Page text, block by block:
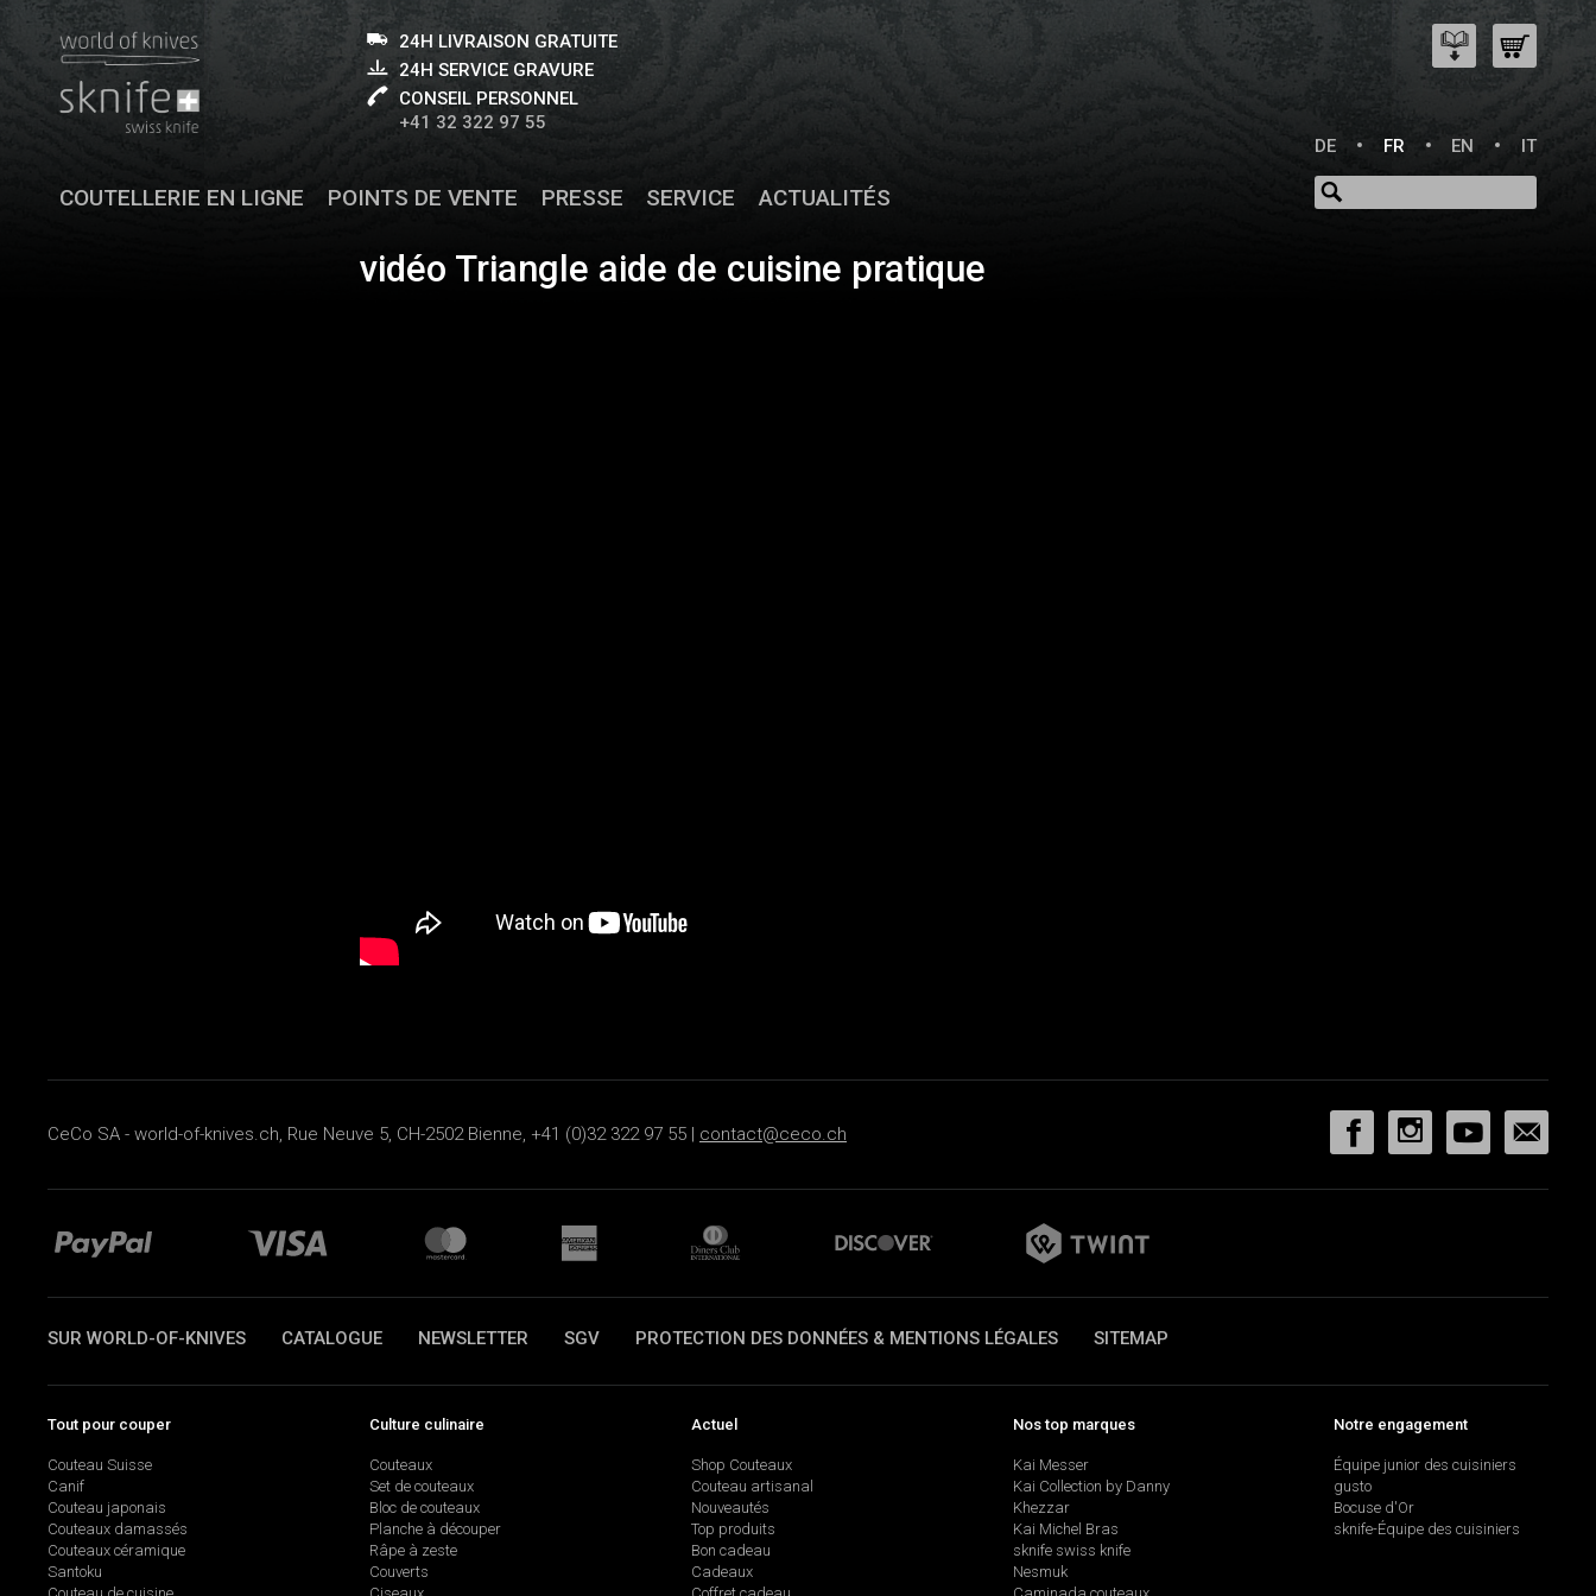
24H LIVRAISON GRATUITE
24H SERVICE GRAVURE
CONSEIL PERSONNEL
+41 32 322 97 55
DE
FR EN IT
COUTELLERIE EN LIGNE POINTS DE VENTE PRESSE SERVICE ACTUALITÉS
vidéo Triangle aide de cuisine pratique
CeCo SA - world-of-knives.ch, Rue Neuve 5, CH-2502 Bienne, +41 (0)32 322 97 55 | contact@ceco.ch
SUR WORLD-OF-KNIVES CATALOGUE NEWSLETTER SGV PROTECTION DES DONNÉES & MENTIONS LÉGALES SITEMAP
Tout pour couper
Couteau Suisse
Canif
Couteau japonais
Couteaux damassés
Couteaux céramique
Santoku
Culture culinaire
Couteaux
Set de couteaux
Bloc de couteaux
Planche à découper
Râpe à zeste
Couverts
Actuel
Shop Couteaux
Couteau artisanal
Nouveautés
Top produits
Bon cadeau
Cadeaux
Nos top marques
Kai Messer
Kai Collection by Danny
Khezzar
Kai Michel Bras
sknife swiss knife
Nesmuk
Notre engagement
Équipe junior des cuisiniers
gusto
Bocuse d'Or
sknife-Équipe des cuisiniers